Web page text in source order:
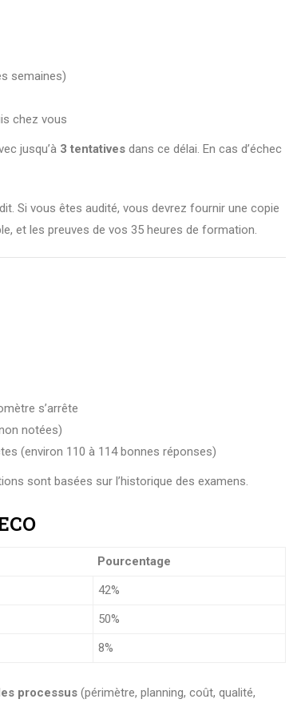
semaines)
chez vous
jusqu’à 3 tentatives dans ce délai. En cas d’échec
Si vous êtes audité, vous devrez fournir une copie
et les preuves de vos 35 heures de formation.
s’arrête
notées)
(environ 110 à 114 bonnes réponses)
sont basées sur l’historique des examens.
Pourcentage
42%
50%
8%
processus (périmètre, planning, coût, qualité,